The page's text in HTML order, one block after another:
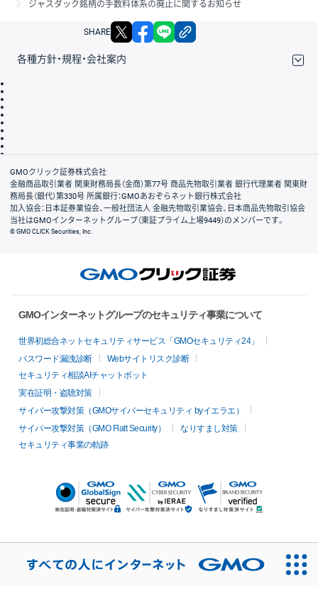
ジャスダック銘柄の手数料体系の廃止に関するお知らせ
SHARE X facebook
各種方針・規程・会社案内
会社案内
GMOクリック証券株式会社
金融商品取引業者 関東財務局長（金商）第77号 商品先物取引業者 銀行代理業者 関東財
務局長（銀代）第330号 所属銀行：GMOあおぞらネット銀行株式会社
加入協会：日本証券業協会、一般社団法人 金融先物取引業協会、日本商品先物取引協会
当社はGMOインターネットグループ（東証プライム上場9449）のメンバーです。
© GMO CLICK Securities, Inc.
GMOインターネットグループのセキュリティ事業について
世界初総合ネットセキュリティサービス「GMOセキュリティ24」
パスワード漏洩診断
Webサイトリスク診断
セキュリティ相談AIチャットボット
実在証明・盗聴対策
サイバー攻撃対策（GMOサイバーセキュリティ byイエラエ）
サイバー攻撃対策（GMO Flatt Security）
なりすまし対策
セキュリティ事業の軌跡